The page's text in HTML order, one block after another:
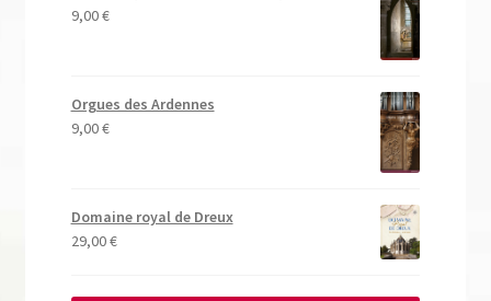
9,00€
Orgues des Ardennes
9,00€
Domaine royal de Dreux
29,00€